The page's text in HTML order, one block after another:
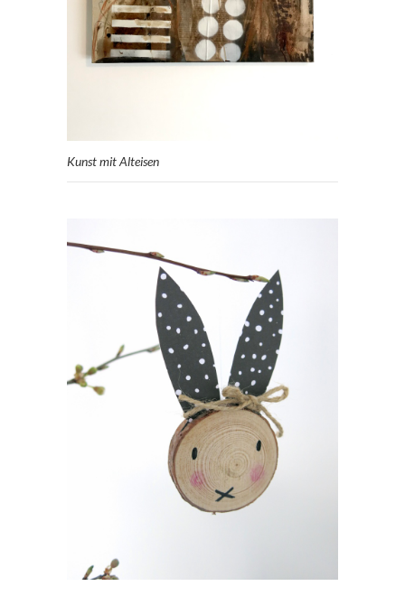
Kunst mit Alteisen